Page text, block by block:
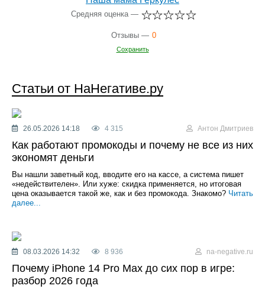
Средняя оценка —
Отзывы — 0
Сохранить
Статьи от НаНегативе.ру
26.05.2026 14:18 4 315 Антон Дмитриев
Как работают промокоды и почему не все из них
экономят деньги
Вы нашли заветный код, вводите его на кассе, а система пишет
«недействителен». Или хуже: скидка применяется, но итоговая
цена оказывается такой же, как и без промокода. Знакомо? Читать
далее...
08.03.2026 14:32 8 936 na-negative.ru
Почему iPhone 14 Pro Max до сих пор в игре:
разбор 2026 года